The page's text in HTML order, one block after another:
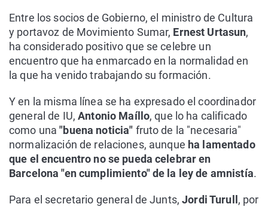
Entre los socios de Gobierno, el ministro de Cultura
y portavoz de Movimiento Sumar, Ernest Urtasun,
ha considerado positivo que se celebre un
encuentro que ha enmarcado en la normalidad en
la que ha venido trabajando su formación.
Y en la misma línea se ha expresado el coordinador
general de IU,Antonio Maíllo, que lo ha calificado
como una"buena noticia" fruto de la "necesaria"
normalización de relaciones, aunque ha lamentado
que el encuentro no se pueda celebrar en
Barcelona "en cumplimiento" de la ley de amnistía.
Para el secretario general de Junts,Jordi Turull , por